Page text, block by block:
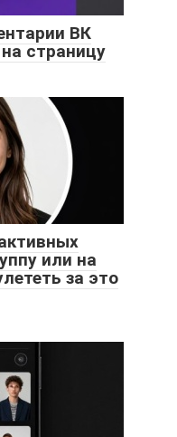
ВК
страницу
или на
за это